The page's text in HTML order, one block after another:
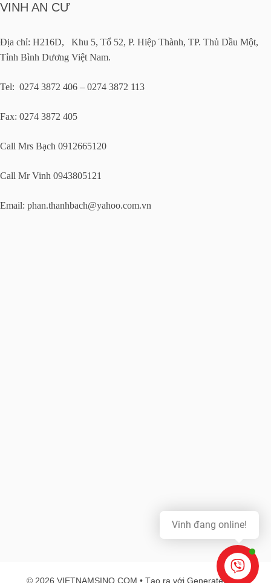
VINH AN CƯ
Địa chỉ: H216D, Khu 5, Tổ 52, P. Hiệp Thành, TP. Thủ Dầu Một,
Tỉnh Bình Dương Việt Nam.
Tel: 0274 3872 406 – 0274 3872 113
Fax: 0274 3872 405
Call Mrs Bạch 0912665120
Call Mr Vinh 0943805121
Email: phan.thanhbach@yahoo.com.vn
© 2026 VIETNAMSINO.COM • Tạo ra với GeneratePress
Vinh đang online!